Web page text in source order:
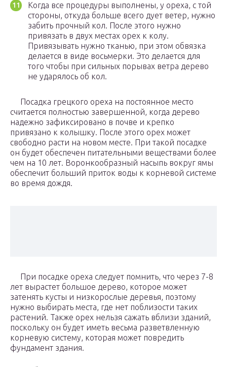
Когда все процедуры выполнены, у ореха, с той
стороны, откуда больше всего дует ветер, нужно
забить прочный кол. После этого нужно
привязать в двух местах орех к колу.
Привязывать нужно тканью, при этом обвязка
делается в виде восьмерки. Это делается для
того чтобы при сильных порывах ветра дерево
не ударялось об кол.
Посадка грецкого ореха на постоянное место
считается полностью завершенной, когда дерево
надежно зафиксировано в почве и крепко
привязано к колышку. После этого орех может
свободно расти на новом месте. При такой посадке
он будет обеспечен питательными веществами более
чем на 10 лет. Воронкообразный насыпь вокруг ямы
обеспечит больший приток воды к корневой системе
во время дождя.
При посадке ореха следует помнить, что через 7-8
лет вырастет большое дерево, которое может
затенять кусты и низкорослые деревья, поэтому
нужно выбирать места, где нет поблизости таких
растений. Также орех нельзя сажать вблизи зданий,
поскольку он будет иметь весьма разветвленную
корневую систему, которая может повредить
фундамент здания.